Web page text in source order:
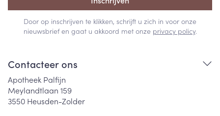
Door op inschrijven te klikken, schrijft u zich in voor onze
nieuwsbrief en gaat u akkoord met onze privacy policy.
Contacteer ons
Apotheek Palfijn
Meylandtlaan 159
3550 Heusden-Zolder